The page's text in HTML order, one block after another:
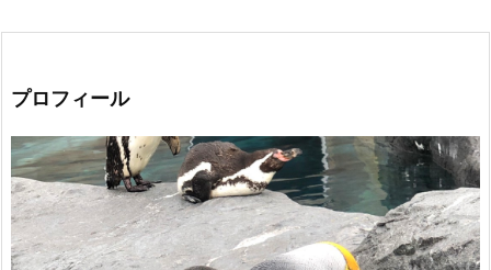
プロフィール